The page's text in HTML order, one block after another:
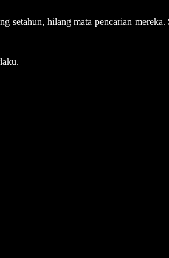
setahun, hilang mata pencarian mereka.